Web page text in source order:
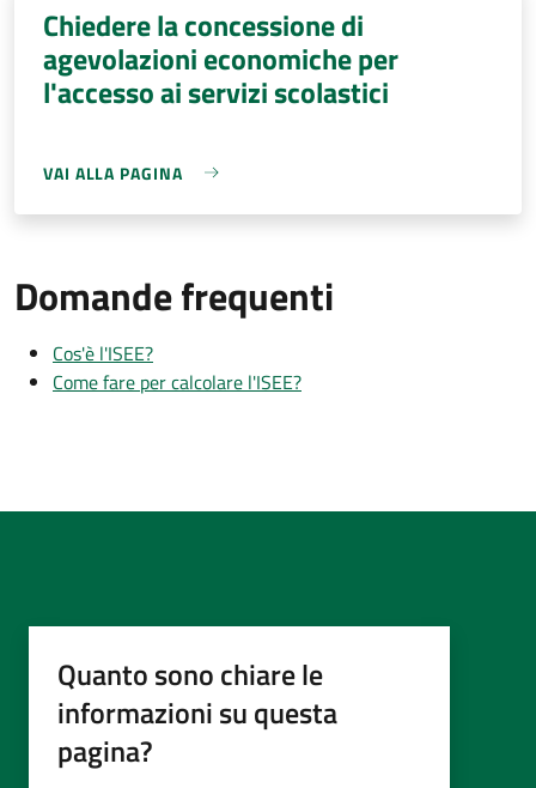
Chiedere la concessione di
agevolazioni economiche per
l'accesso ai servizi scolastici
VAI ALLA PAGINA
Domande frequenti
Cos'è l'ISEE?
Come fare per calcolare l'ISEE?
Quanto sono chiare le
informazioni su questa
pagina?